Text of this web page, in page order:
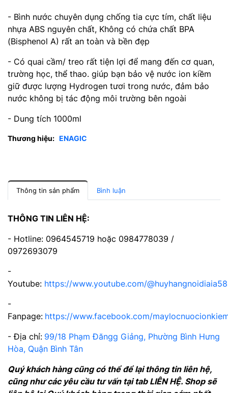
- Bình nước chuyên dụng chống tia cực tím, chất liệu
nhựa ABS nguyên chất, Không có chứa chất BPA
(Bisphenol A) rất an toàn và bền đẹp
- Có quai cầm/ treo rất tiện lợi để mang đến cơ quan,
trường học, thể thao. giúp bạn bảo vệ nước ion kiềm
giữ được lượng Hydrogen tươi trong nước, đảm bảo
nước không bị tác động môi trường bên ngoài
- Dung tích 1000ml
Thương hiệu: ENAGIC
Thông tin sản phẩm Bình luận
THÔNG TIN LIÊN HỆ:
- Hotline: 0964545719 hoặc 0984778039 /
0972693079
-
Youtube: https://www.youtube.com/
-
Fanpage: https://www.facebook.com/
- Địa chỉ: 99/18 Phạm Đăngg Giảng, Phường Bình Hưng
Hòa, Quận Bình Tân
Quý khách hàng cũng có thể để lại thông tin liên hệ,
cũng như các yêu cầu tư vấn tại tab LIÊN HỆ. Shop sẽ